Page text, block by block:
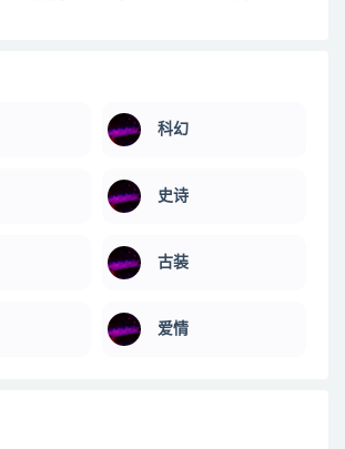
科幻
史诗
古装
爱情